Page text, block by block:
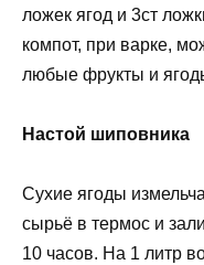
ложек ягод и 3ст
компот, при варке,
любые фрукты и
Настой шиповника
Сухие ягоды
сырьё в термос и
10 часов. На 1 литр